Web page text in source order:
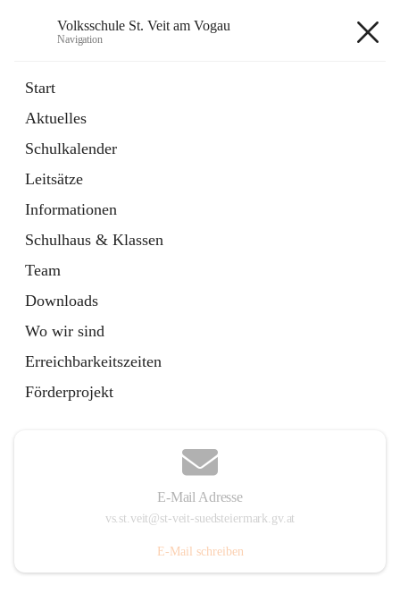
Volksschule St. Veit am Vogau
Navigation
Start
Aktuelles
Schulkalender
Leitsätze
Informationen
Schulhaus & Klassen
Team
Downloads
Wo wir sind
Erreichbarkeitszeiten
Förderprojekt
E-Mail Adresse
vs.st.veit@st-veit-suedsteiermark.gv.at
E-Mail schreiben